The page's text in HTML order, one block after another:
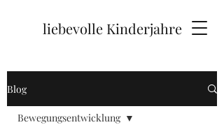
liebevolle Kinderjahre
Blog
Bewegungsentwicklung